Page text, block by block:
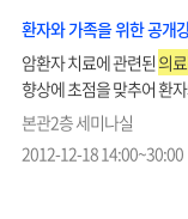
환자와 가족을 위한 공개
암환자 치료에 관련된 의
향상에 초점을 맞추어 환
다음과 같이 공개강좌를
및 간병 가족의 건강관리
환자와 가족 교육을 진행합
본관2층 세미나실
2012-12-18 14:00~30:00